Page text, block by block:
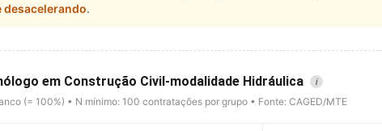
desacelerando.
em Construção Civil-modalidade Hidráulica i
(= 100%) • N mínimo: 100 contratações por grupo • Fonte: CAGED/MTE